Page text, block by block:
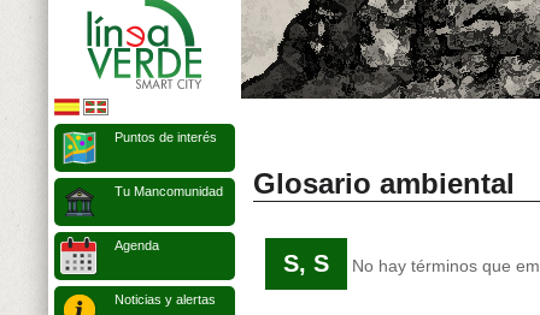
Puntos de interés
Tu Mancomunidad
Agenda
Noticias y alertas
Glosario ambiental
S, S No hay términos que